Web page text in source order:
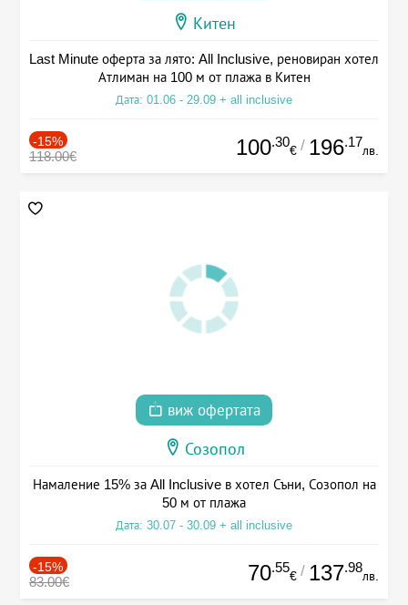
Китен
Last Minute оферта за лято: All Inclusive, реновиран хотел
Атлиман на 100 м от плажа в Китен
Дата: 01.06 - 29.09 + all inclusive
-15%
118.00€ 100.30
€ / 196.17
лв.
виж офертата
Созопол
Намаление 15% за All Inclusive в хотел Съни, Созопол на
50 м от плажа
Дата: 30.07 - 30.09 + all inclusive
-15%
83.00€ 70.55
€ / 137.98
лв.